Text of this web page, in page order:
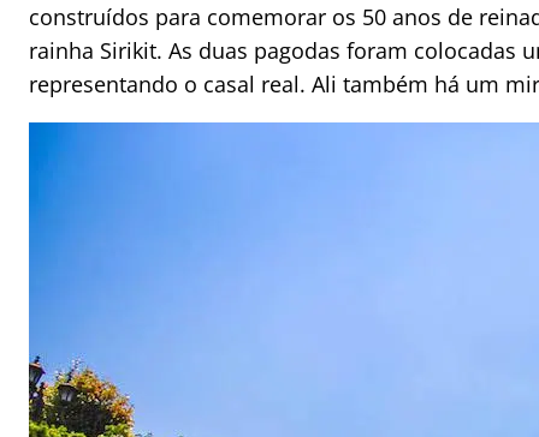
construídos para comemorar os 50 anos de
rainha Sirikit. As duas pagodas foram colocadas
representando o casal real. Ali também há um